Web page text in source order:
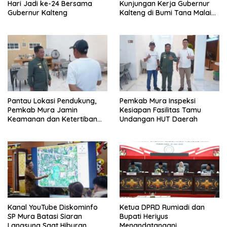
Hari Jadi ke-24 Bersama
Gubernur Kalteng
Kunjungan Kerja Gubernur
Kalteng di Bumi Tana Malai
Pantau Lokasi Pendukung,
Pemkab Mura Jamin
Keamanan dan Ketertiban
Pemkab Mura Inspeksi
Kesiapan Fasilitas Tamu
Undangan HUT Daerah
Kanal YouTube Diskominfo
SP Mura Batasi Siaran
Ketua DPRD Rumiadi dan
Bupati Heriyus